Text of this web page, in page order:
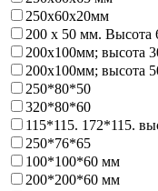
250х60х20мм
200 х 50 мм. Высота
200х100мм; высота
200х100мм; высота
250*80*50
320*80*60
115*115. 172*115.
250*76*65
100*100*60 мм
200*200*60 мм